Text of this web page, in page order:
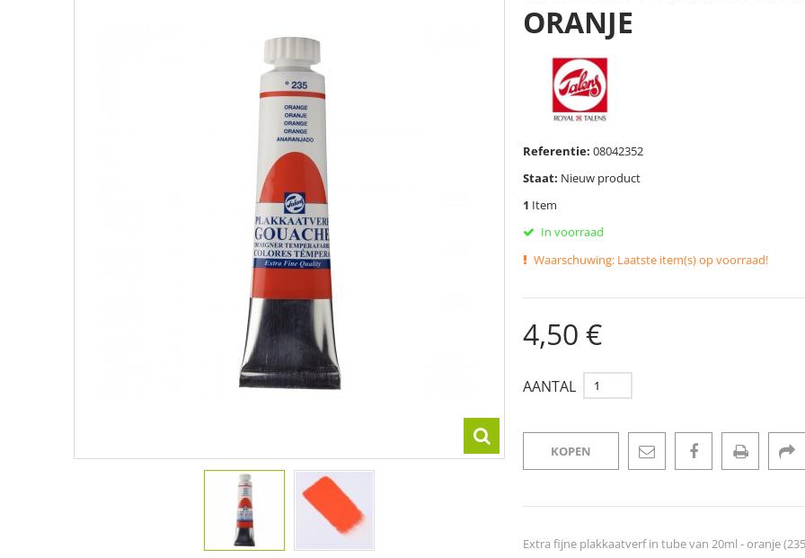
ORANJE
Referentie: 08042352
Staat: Nieuw product
1 Item
In voorraad
Waarschuwing: Laatste item(s) op voorraad!
4,50 €
AANTAL
KOPEN
Extra fijne plakkaatverf in tube van 20ml - oranje